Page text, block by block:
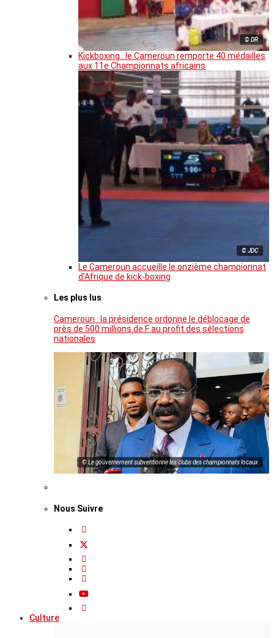
© DR
Kickboxing : le Cameroun remporte 40 médailles
aux 11e Championnats africains
© JDC
Le Cameroun accueille le onzième championnat
d’Afrique de kick-boxing
Les plus lus
Cameroun : la présidence ordonne le déblocage de
près de 500 millions de F au profit des sélections
nationales
© Le gouvernement subventionne les clubs des championnats locaux
Nous Suivre
Culture